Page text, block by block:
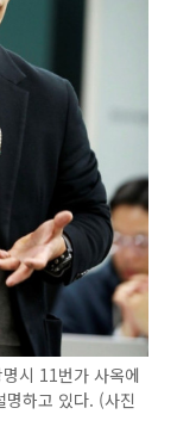
시 11번가 사옥에
하고 있다. (사진